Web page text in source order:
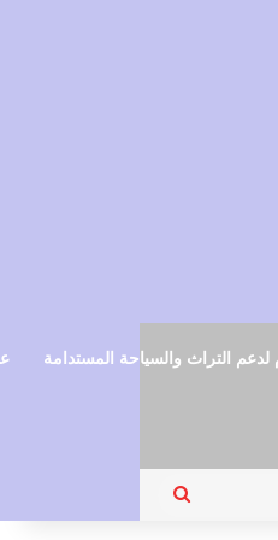
التراث والسياحة المستدامة
بحث